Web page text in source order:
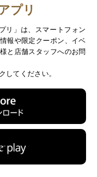
プリ
リ」は、スマートフォン
報や限定クーポン、イベ
と店舗スタッフへのお問
してください。